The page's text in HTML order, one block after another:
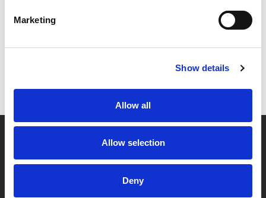
Marketing
Show details
Allow all
Allow selection
Deny
Partner van mentoren